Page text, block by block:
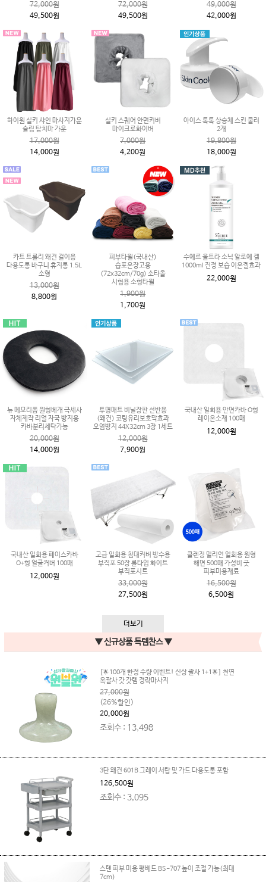
72,000원
49,500원
72,000원
49,500원
49,000원
42,000원
하이원 실키 샤인 마사지가운
슬림 탑치마 가운
17,000원
14,000원
실키 스퀘어 안면커버
마이크로화이버
7,000원
4,200원
아이스 톡톡 상승체 스킨 쿨러
2개
19,800원
18,000원
카트 트롤리 왜건 걸이용
다용도통 바구니 휴지통 1.5L
소형
13,000원
8,800원
피부타월(국내산)
습포온장고용
(72x32cm/70g) 소타올
시험용 소형타월
1,900원
1,700원
수에르 울트라 소닉 알로에 겔
1000ml 진정 보습 이온겔효과
22,000원
뉴 메모리폼 원형베개 극세사
자체제작 리얼 자국 방지용
카바분리세탁가능
20,000원
14,000원
투명매트 비닐장판 선반용
(왜건) 코팅유리보호막효과
오염방지 44X32cm 3장 1세트
12,000원
7,900원
국내산 일회용 안면카바 O형
레이온소재 100매
12,000원
국내산 일회용 페이스카바
O+형 얼굴커버 100매
12,000원
고급 일회용 침대커버 방수용
부직포 50장 롤타입 화이트
부직포시트
33,000원
27,500원
클렌징 밀리언 일회용 원형
해면 500매 가성비 굿
피부미용재료
16,500원
6,500원
더보기
▼ 신규상품 득템찬스 ▼
[🌟100개 한정 수량 이벤트! 신상 괄사 1+1🌟] 천연
옥괄사 갓 갓템 경락마사지
27,000원
(26%할인)
20,000원
조회수 : 13,498
3단 왜건 601B 그레이 서랍 및 가드 다용도통 포함
126,500원
조회수 : 3,095
스텐 피부 미용 평베드 BS-707 높이 조절 가능(최대
7cm)